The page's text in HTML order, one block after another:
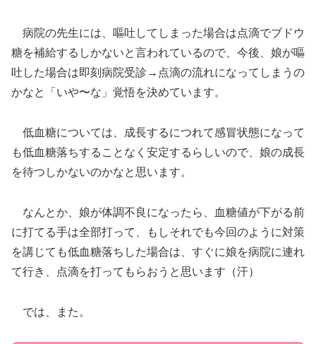
病院の先生には、嘔吐してしまった場合は点滴でブドウ
糖を補給するしかないと言われているので、今後、娘が嘔
吐した場合は即刻病院受診→点滴の流れになってしまうの
かなと「いや〜な」覚悟を決めています。
低血糖については、成長するにつれて感冒状態になって
も低血糖落ちすることなく安定するらしいので、娘の成長
を待つしかないのかなと思います。
なんとか、娘が体調不良になったら、血糖値が下がる前
に打てる手は全部打って、もしそれでも今回のように対策
を講じても低血糖落ちした場合は、すぐに娘を病院に連れ
て行き、点滴を打ってもらおうと思います（汗）
では、また。